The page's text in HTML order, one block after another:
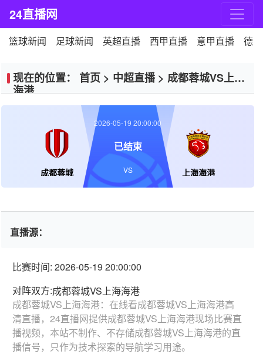
24直播网
篮球新闻 足球新闻 英超直播 西甲直播 意甲直播 德
现在的位置： 首页 > 中超直播> 成都蓉城VS上海
海港
成都蓉城 上海海港
2026-05-19 20:00:00
已结束
VS
直播源：
比赛时间: 2026-05-19 20:00:00
对阵双方:成都蓉城VS上海海港
成都蓉城VS上海海港：在线看成都蓉城VS上海海港高
清直播，24直播网提供成都蓉城VS上海海港现场比赛直
播视频，本站不制作、不存储成都蓉城VS上海海港的直
播信号，只作为技术探索的导航学习用途。